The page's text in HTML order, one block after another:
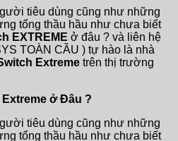
tiêu dùng cũng như những
tổng thầu hầu như chưa biết
EXTREME ở đâu ? và liên hệ
TOÀN CẦU ) tự hào là nhà
Extreme trên thị trường
Extreme ở Đâu ?
tiêu dùng cũng như những
tổng thầu hầu như chưa biết